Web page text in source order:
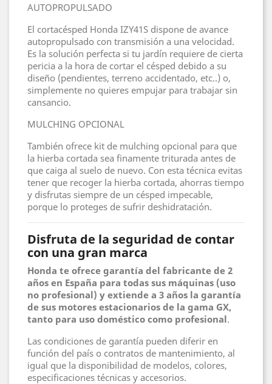
AUTOPROPULSADO
El cortacésped Honda IZY41S dispone de avance
autopropulsado con transmisión a una velocidad.
Es la solución perfecta si tu jardín requiere de cierta
pericia a la hora de cortar el césped debido a su
diseño (pendientes, terreno accidentado, etc..) o,
simplemente no quieres empujar para trabajar sin
cansancio.
MULCHING OPCIONAL
También ofrece kit de mulching opcional para que
la hierba cortada sea finamente triturada antes de
que caiga al suelo de nuevo. Con esta técnica evitas
tener que recoger la hierba cortada, ahorras tiempo
y disfrutas siempre de un césped impecable,
porque lo proteges de sufrir deshidratación.
Disfruta de la seguridad de contar
con una gran marca
Honda te ofrece garantía del fabricante de 2
años en España para todas sus máquinas (uso
no profesional) y extiende a 3 años la garantía
de sus motores estacionarios de la gama GX,
tanto para uso doméstico como profesional.
Las condiciones de garantía pueden diferir en
función del país o contratos de mantenimiento, al
igual que la disponibilidad de modelos, colores,
especificaciones técnicas y accesorios.